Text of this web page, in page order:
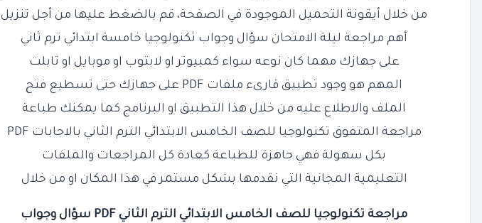
من خلال أيقونة التحميل الموجودة في الصفحة، قم بالضغط عليها من أجل تنزيل
أهم مراجعة ليلة الامتحان سؤال وجواب تكنولوجيا خامسة ابتدائي ترم ثاني
على جهازك مهما كان نوعه سواء كمبيوتر او لابتوب او موبايل او تابلت
المهم هو وجود تطبيق قارىء ملفات PDF على جهازك حتى تسطيع فتح
الملف والاطلاع عليه من خلال هذا التطبيق او البرنامج كما يمكنك طباعة
مراجعة المتفوق تكنولوجيا للصف الخامس الابتدائي الترم الثاني بالاجابات PDF
بكل سهولة فهي جاهزة للطباعة كعادة كل المراجعات والملفات
التعليمية المجانية التي نقدمها بشكل مستمر في هذا المكان او من خلال
مراجعة تكنولوجيا للصف الخامس الابتدائي الترم الثاني PDF سؤال وجواب